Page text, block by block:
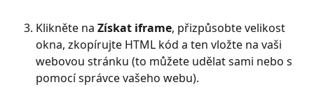
Klikněte na Získat iframe, přizpůsobte velikost
okna, zkopírujte HTML kód a ten vložte na vaši
webovou stránku (to můžete udělat sami nebo s
pomocí správce vašeho webu).